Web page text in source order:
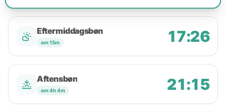
Eftermiddagsbøn
om 15m 17:26
Aftensbøn
om 4h 4m 21:15